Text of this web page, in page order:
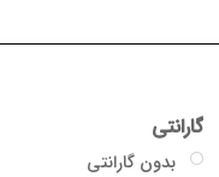
گارانتی
بدون گارانتی